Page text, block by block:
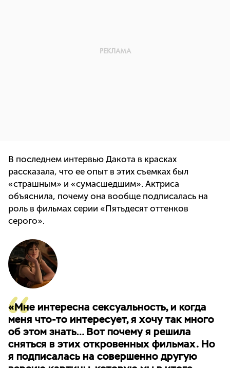
В последнем интервью Дакота в красках
рассказала, что ее опыт в этих съемках был
«страшным» и «сумасшедшим». Актриса
объяснила, почему она вообще подписалась на
роль в фильмах серии «Пятьдесят оттенков
серого».
«Мне интересна сексуальность, и когда
меня что-то интересует, я хочу так много
об этом знать… Вот почему я решила
сняться в этих откровенных фильмах. Но
я подписалась на совершенно другую